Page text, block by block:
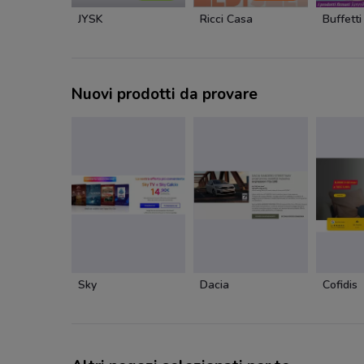
JYSK Ricci Casa Buffetti
Nuovi prodotti da provare
Sky Dacia Cofidis